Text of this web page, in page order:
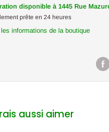
disponible à 1445 Rue
prête en 24 heures
informations de la boutique
aussi aimer